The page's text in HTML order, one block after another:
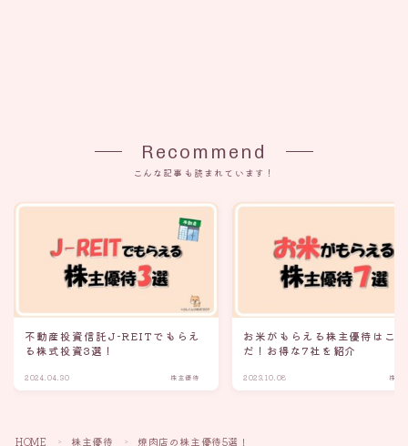
Recommend
こんな記事も読まれています！
不動産投資信託J-REITでもらえ
る株式投資3選！
2024.04.30 株主優待
お米がもらえる株主優待はこれ
だ！お得な7社を紹介
2023.10.08 株主
HOME ＞ 株主優待 ＞ 焼肉店の株主優待5選！